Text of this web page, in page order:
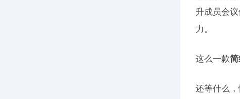
升成员会
力。
这么一款
还等什么